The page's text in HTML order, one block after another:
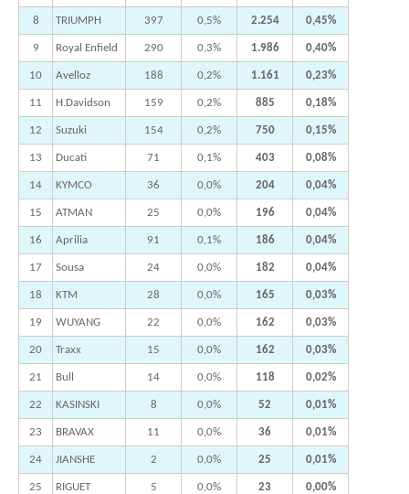
8 TRIUMPH 397 0,5% 2.254 0,45%
9 Royal Enfield 290 0,3% 1.986 0,40%
10 Avelloz 188 0,2% 1.161 0,23%
11 H.Davidson 159 0,2% 885 0,18%
12 Suzuki 154 0,2% 750 0,15%
13 Ducati 71 0,1% 403 0,08%
14 KYMCO 36 0,0% 204 0,04%
15 ATMAN 25 0,0% 196 0,04%
16 Aprilia 91 0,1% 186 0,04%
17 Sousa 24 0,0% 182 0,04%
18 KTM 28 0,0% 165 0,03%
19 WUYANG 22 0,0% 162 0,03%
20 Traxx 15 0,0% 162 0,03%
21 Bull 14 0,0% 118 0,02%
22 KASINSKI 8 0,0% 52 0,01%
23 BRAVAX 11 0,0% 36 0,01%
24 JIANSHE 2 0,0% 25 0,01%
25 RIGUET 5 0,0% 23 0,00%